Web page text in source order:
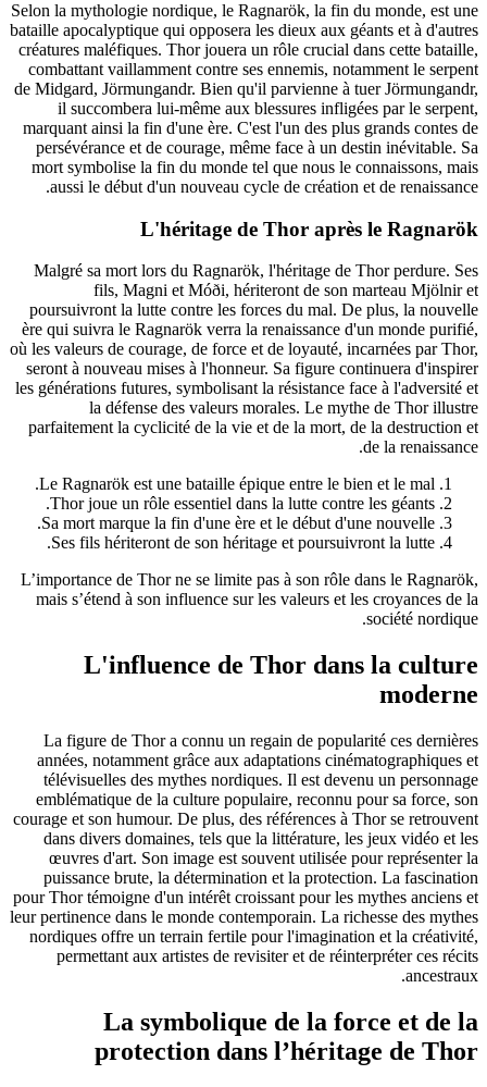
Selon la mythologie nordique, le Ragnarök, la fin du monde, est une
bataille apocalyptique qui opposera les dieux aux géants et à d'autres
créatures maléfiques. Thor jouera un rôle crucial dans cette bataille,
combattant vaillamment contre ses ennemis, notamment le serpent
de Midgard, Jörmungandr. Bien qu'il parvienne à tuer Jörmungandr,
il succombera lui-même aux blessures infligées par le serpent,
marquant ainsi la fin d'une ère. C'est l'un des plus grands contes de
persévérance et de courage, même face à un destin inévitable. Sa
mort symbolise la fin du monde tel que nous le connaissons, mais
aussi le début d'un nouveau cycle de création et de renaissance.
L'héritage de Thor après le Ragnarök
Malgré sa mort lors du Ragnarök, l'héritage de Thor perdure. Ses
fils, Magni et Móði, hériteront de son marteau Mjölnir et
poursuivront la lutte contre les forces du mal. De plus, la nouvelle
ère qui suivra le Ragnarök verra la renaissance d'un monde purifié,
où les valeurs de courage, de force et de loyauté, incarnées par Thor,
seront à nouveau mises à l'honneur. Sa figure continuera d'inspirer
les générations futures, symbolisant la résistance face à l'adversité et
la défense des valeurs morales. Le mythe de Thor illustre
parfaitement la cyclicité de la vie et de la mort, de la destruction et
de la renaissance.
Le Ragnarök est une bataille épique entre le bien et le mal.
Thor joue un rôle essentiel dans la lutte contre les géants.
Sa mort marque la fin d'une ère et le début d'une nouvelle.
Ses fils hériteront de son héritage et poursuivront la lutte.
L’importance de Thor ne se limite pas à son rôle dans le Ragnarök,
mais s’étend à son influence sur les valeurs et les croyances de la
société nordique.
L'influence de Thor dans la culture
moderne
La figure de Thor a connu un regain de popularité ces dernières
années, notamment grâce aux adaptations cinématographiques et
télévisuelles des mythes nordiques. Il est devenu un personnage
emblématique de la culture populaire, reconnu pour sa force, son
courage et son humour. De plus, des références à Thor se retrouvent
dans divers domaines, tels que la littérature, les jeux vidéo et les
œuvres d'art. Son image est souvent utilisée pour représenter la
puissance brute, la détermination et la protection. La fascination
pour Thor témoigne d'un intérêt croissant pour les mythes anciens et
leur pertinence dans le monde contemporain. La richesse des mythes
nordiques offre un terrain fertile pour l'imagination et la créativité,
permettant aux artistes de revisiter et de réinterpréter ces récits
ancestraux.
La symbolique de la force et de la
protection dans l’héritage de Thor